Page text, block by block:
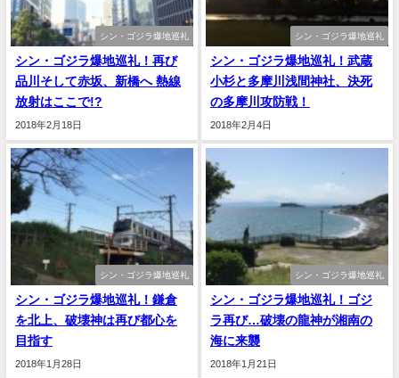
シン・ゴジラ爆地巡礼
シン・ゴジラ爆地巡礼！再び
品川そして赤坂、新橋へ 熱線
放射はここで!?
2018年2月18日
シン・ゴジラ爆地巡礼
シン・ゴジラ爆地巡礼！武蔵
小杉と多摩川浅間神社、決死
の多摩川攻防戦！
2018年2月4日
シン・ゴジラ爆地巡礼
シン・ゴジラ爆地巡礼！鎌倉
を北上、破壊神は再び都心を
目指す
2018年1月28日
シン・ゴジラ爆地巡礼
シン・ゴジラ爆地巡礼！ゴジ
ラ再び…破壊の龍神が湘南の
海に来襲
2018年1月21日